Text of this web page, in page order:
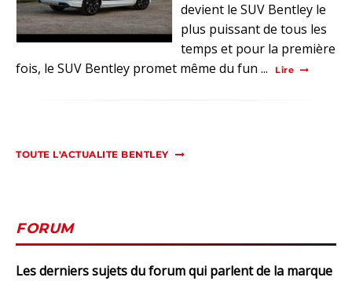
devient le SUV Bentley le
plus puissant de tous les
temps et pour la première
fois, le SUV Bentley promet même du fun ...
Lire
TOUTE L'ACTUALITE BENTLEY
FORUM
Les derniers sujets du forum qui parlent de la marque